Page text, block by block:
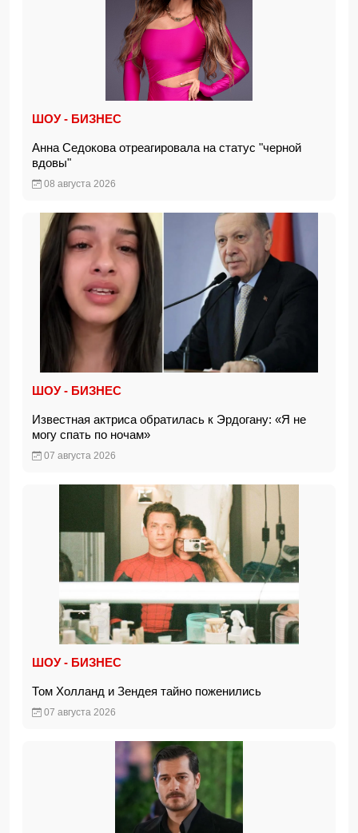
ШОУ - БИЗНЕС
Анна Седокова отреагировала на статус "черной
вдовы"
08 августа 2026
ШОУ - БИЗНЕС
Известная актриса обратилась к Эрдогану: «Я не
могу спать по ночам»
07 августа 2026
ШОУ - БИЗНЕС
Том Холланд и Зендея тайно поженились
07 августа 2026